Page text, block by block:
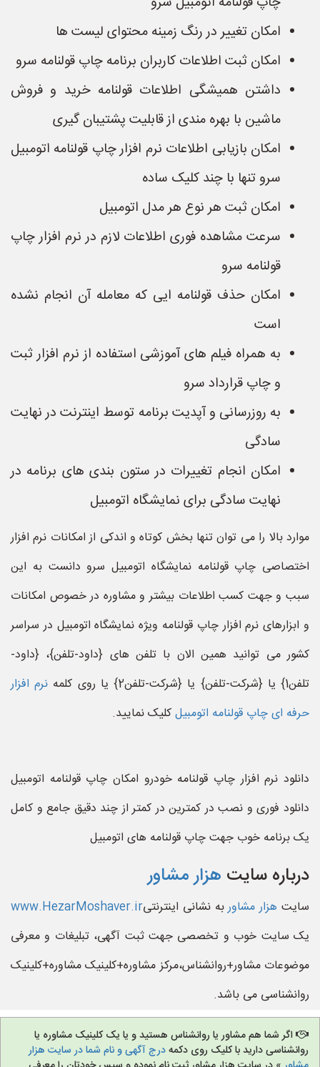
امکان تغییر در رنگ زمینه محتوای لیست ها
امکان ثبت اطلاعات کاربران برنامه چاپ قولنامه سرو
داشتن همیشگی اطلاعات قولنامه خرید و فروش
ماشین با بهره مندی از قابلیت پشتیبان گیری
امکان بازیابی اطلاعات نرم افزار چاپ قولنامه اتومبیل
سرو تنها با چند کلیک ساده
امکان ثبت هر نوع هر مدل اتومبیل
سرعت مشاهده فوری اطلاعات لازم در نرم افزار چاپ
قولنامه سرو
امکان حذف قولنامه ایی که معامله آن انجام نشده
است
به همراه فیلم های آموزشی استفاده از نرم افزار ثبت
و چاپ قرارداد سرو
به روزرسانی و آپدیت برنامه توسط اینترنت در نهایت
سادگی
امکان انجام تغییرات در ستون بندی های برنامه در
نهایت سادگی برای نمایشگاه اتومبیل
موارد بالا را می توان تنها بخش کوتاه و اندکی از امکانات نرم افزار
اختصاصی چاپ قولنامه نمایشگاه اتومبیل سرو دانست به این
سبب و جهت کسب اطلاعات بیشتر و مشاوره در خصوص امکانات
و ابزارهای نرم افزار چاپ قولنامه ویژه نمایشگاه اتومبیل در سراسر
کشور می توانید همین الان با تلفن های {داود-تلفن}، {داود-
تلفن1} یا {شرکت-تلفن} یا {شرکت-تلفن2} یا روی کلمه
نرم افزار
حرفه ای چاپ قولنامه اتومبیلکلیک نمایید.
دانلود نرم افزار چاپ قولنامه خودرو امکان چاپ قولنامه اتومبیل
دانلود فوری و نصب در کمترین در کمتر از چند دقیق جامع و کامل
یک برنامه خوب جهت چاپ قولنامه های اتومبیل
درباره سایت هزار مشاور
سایت هزار مشاوربه نشانی اینترنتیwww.HezarMoshaver.ir
یک سایت خوب و تخصصی جهت ثبت آگهی، تبلیغات و معرفی
موضوعات مشاور+روانشناس،مرکز مشاوره+کلینیک مشاوره+کلینیک
روانشناسی می باشد.
اگر شما هم مشاور یا روانشناس هستید و یا یک کلینیک مشاوره یا
روانشناسی دارید با کلیک روی دکمهدرج آگهی و نام شما در سایت هزار